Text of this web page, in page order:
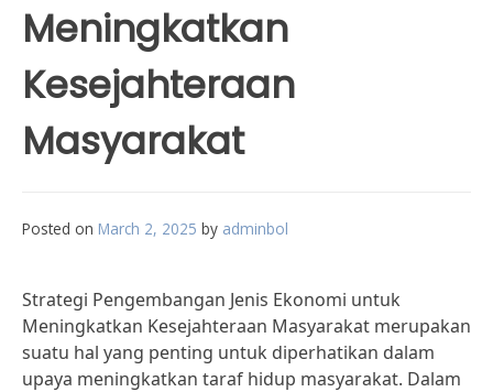
Meningkatkan
Kesejahteraan
Masyarakat
Posted on March 2, 2025 by adminbol
Strategi Pengembangan Jenis Ekonomi untuk
Meningkatkan Kesejahteraan Masyarakat merupakan
suatu hal yang penting untuk diperhatikan dalam
upaya meningkatkan taraf hidup masyarakat. Dalam